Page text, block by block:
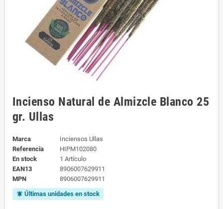
Incienso Natural de Almizcle Blanco 25
gr. Ullas
Marca
Inciensos Ullas
Referencia
HIPM102080
En stock
1 Artículo
EAN13
8906007629911
MPN
8906007629911
notifications_active Últimas unidades en stock